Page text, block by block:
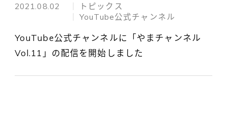
2021.08.02
トピックス
YouTube公式チャンネル
YouTube公式チャンネルに「やまチャンネル
Vol.11」の配信を開始しました